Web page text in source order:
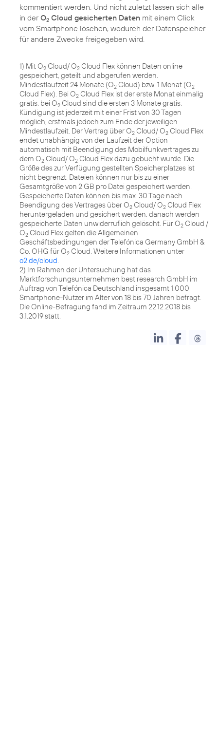
kommentiert werden. Und nicht zuletzt lassen sich alle
in derO2 Cloud gesicherten Daten mit einem Click
vom Smartphone löschen, wodurch der Datenspeicher
für andere Zwecke freigegeben wird.
1) Mit O2 Cloud/ O2 Cloud Flex können Daten online
gespeichert, geteilt und abgerufen werden.
Mindestlaufzeit 24 Monate (O2 Cloud) bzw. 1 Monat (O2
Cloud Flex). Bei O2 Cloud Flex ist der erste Monat einmalig
gratis, bei O2 Cloud sind die ersten 3 Monate gratis.
Kündigung ist jederzeit mit einer Frist von 30 Tagen
möglich, erstmals jedoch zum Ende der jeweiligen
Mindestlaufzeit. Der Vertrag über O2 Cloud/ O2 Cloud Flex
endet unabhängig von der Laufzeit der Option
automatisch mit Beendigung des Mobilfunkvertrages zu
dem O2 Cloud/ O2 Cloud Flex dazu gebucht wurde. Die
Größe des zur Verfügung gestellten Speicherplatzes ist
nicht begrenzt, Dateien können nur bis zu einer
Gesamtgröße von 2 GB pro Datei gespeichert werden.
Gespeicherte Daten können bis max. 30 Tage nach
Beendigung des Vertrages über O2 Cloud/ O2 Cloud Flex
heruntergeladen und gesichert werden, danach werden
gespeicherte Daten unwiderruflich gelöscht. Für O2 Cloud /
O2 Cloud Flex gelten die Allgemeinen
Geschäftsbedingungen der Telefónica Germany GmbH &
Co. OHG für O2 Cloud. Weitere Informationen unter
o2.de/cloud
2) Im Rahmen der Untersuchung hat das
Marktforschungsunternehmen best research GmbH im
Auftrag von Telefónica Deutschland insgesamt 1.000
Smartphone-Nutzer im Alter von 18 bis 70 Jahren befragt.
Die Online-Befragung fand im Zeitraum 22.12.2018 bis
3.1.2019 statt.